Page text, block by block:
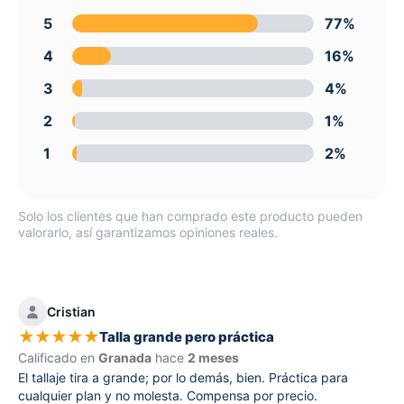
5
77%
4
16%
3
4%
2
1%
1
2%
Solo los clientes que han comprado este producto pueden
valorarlo, así garantizamos opiniones reales.
Cristian
★★★★★Talla grande pero práctica
Calificado en Granada hace 2 meses
El tallaje tira a grande; por lo demás, bien. Práctica para
cualquier plan y no molesta. Compensa por precio.